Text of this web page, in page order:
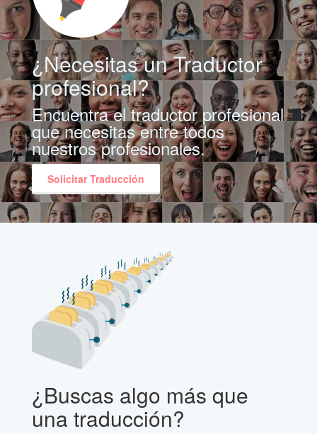
¿Necesitas un Traductor
profesional?
Encuentra el traductor profesional
que necesitas entre todos
nuestros profesionales.
Solicitar Traducción
¿Buscas algo más que
una traducción?